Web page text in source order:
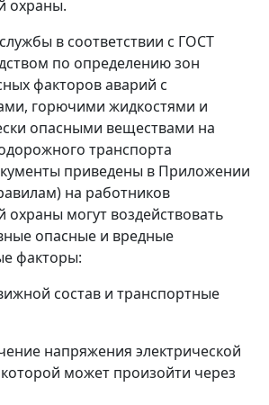
охраны.
в соответствии с ГОСТ
по определению зон
факторов аварий с
горючими жидкостями и
опасными веществами на
транспорта
приведены в Приложении
на работников
охраны могут воздействовать
опасные и вредные
факторы:
состав и транспортные
напряжения электрической
может произойти через